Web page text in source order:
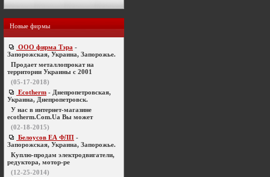
Новые фирмы
ООО фирма Тэра -
Запорожская, Украина, Запорожье.
Продает металлопрокат на
территории Украины с 2001
(05-17-2018)
Ecotherm - Днепропетровская,
Украина, Днепропетровск.
У нас в интернет-магазине
ecotherm.Com.Ua Вы может
(02-18-2015)
Белоусов ЕА ФЛП -
Запорожская, Украина, Запорожье.
Куплю-продам электродвигатели,
редуктора, мотор-ре
(12-25-2014)